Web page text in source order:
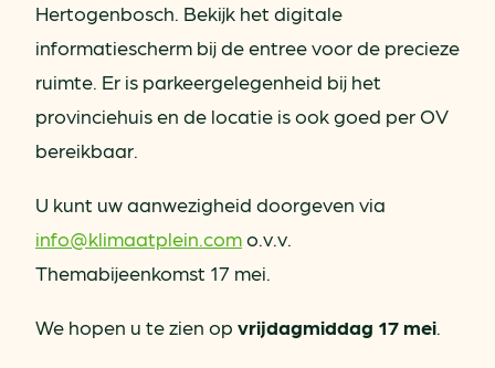
Hertogenbosch. Bekijk het digitale
informatiescherm bij de entree voor de precieze
ruimte. Er is parkeergelegenheid bij het
provinciehuis en de locatie is ook goed per OV
bereikbaar.
U kunt uw aanwezigheid doorgeven via
info@klimaatplein.como.v.v.
Themabijeenkomst 17 mei.
We hopen u te zien op vrijdagmiddag 17 mei